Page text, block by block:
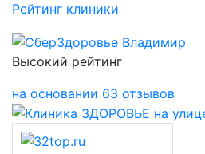
Рейтинг клиники
Высокий рейтинг
на основании 63 отзывов